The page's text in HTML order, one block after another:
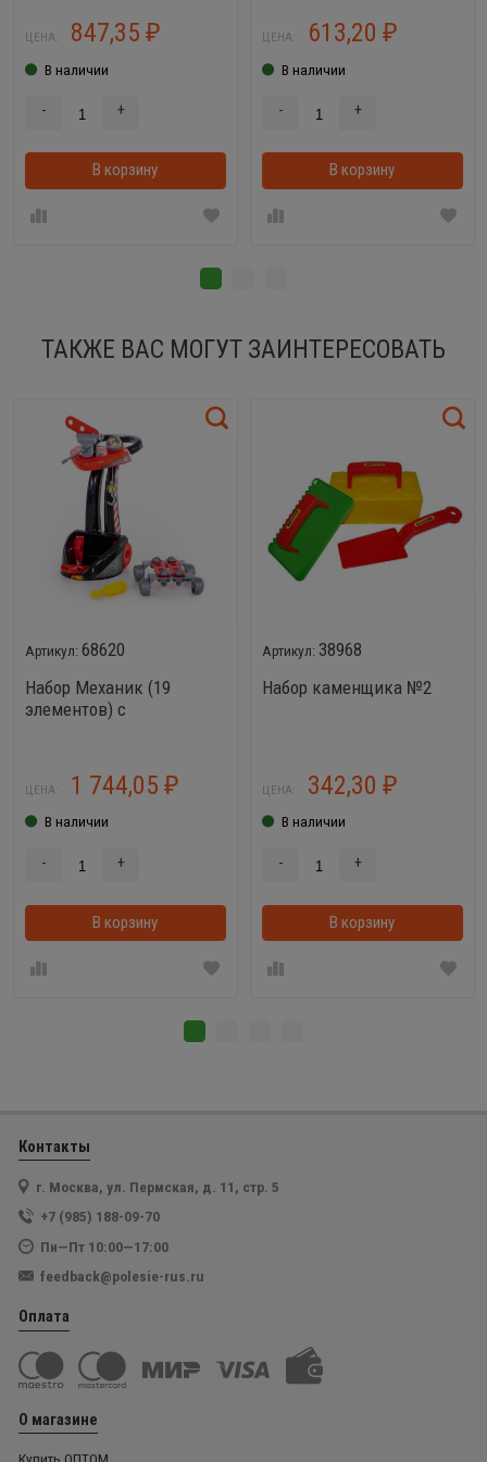
ЦЕНА: 847,35 ₽
В наличии
- +
В корзину В корзинке
ЦЕНА: 613,20 ₽
В наличии
- +
В корзину
ТАКЖЕ ВАС МОГУТ ЗАИНТЕРЕСОВАТЬ
68620
Набор Механик (19
элементов) с
ЦЕНА: 1 744,05 ₽
В наличии
- +
В корзину В корзинке
38968
Набор каменщика №2
ЦЕНА: 342,30 ₽
В наличии
- +
В корзину
Контакты
г. Москва, ул. Пермская, д. 11, стр. 5
+7 (985) 188-09-70
Пн—Пт 10:00—17:00
feedback@polesie-rus.ru
Оплата
О магазине